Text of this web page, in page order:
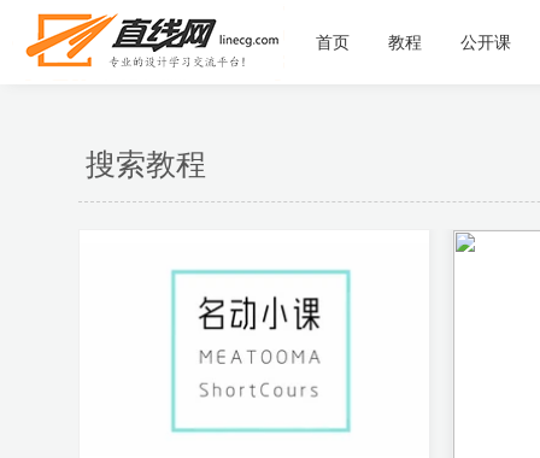
首页 教程 公开课
搜索教程